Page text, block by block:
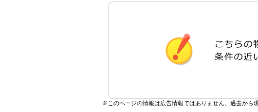
※このページの情報は広告情報ではありません。過去から